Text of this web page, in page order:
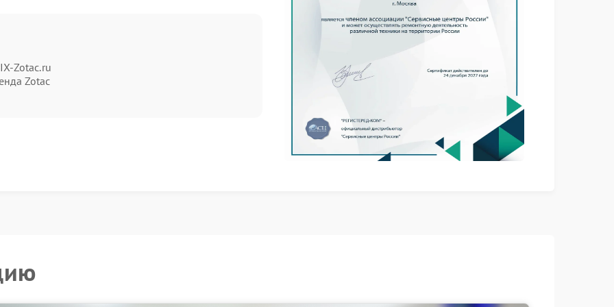
обратить внимание на внешние признаки
и требуют профессиональной
Zotac.ru
Zotac